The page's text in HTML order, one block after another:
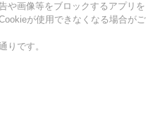
や画像等をブロックするアプリを
が使用できなくなる場合がご
りです。